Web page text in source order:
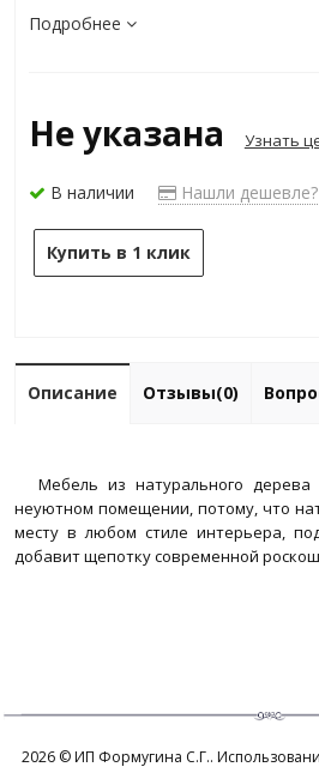
Подробнее
Не указана Узнать
В наличии Нашли дешевле?
Купить в 1 клик
Описание Отзывы(0)
Мебель из натурального
неуютном помещении, потому, что
месту в любом стиле интерьера,
добавит щепотку современной
2026 © ИП Формугина С.Г..